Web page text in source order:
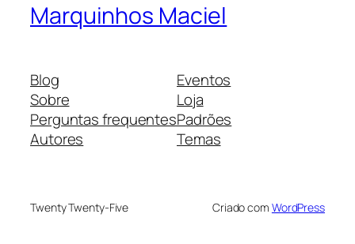
Marquinhos Maciel
Blog
Sobre
Perguntas frequentes
Autores
Eventos
Loja
Padrões
Temas
Twenty Twenty-Five Criado com WordPress